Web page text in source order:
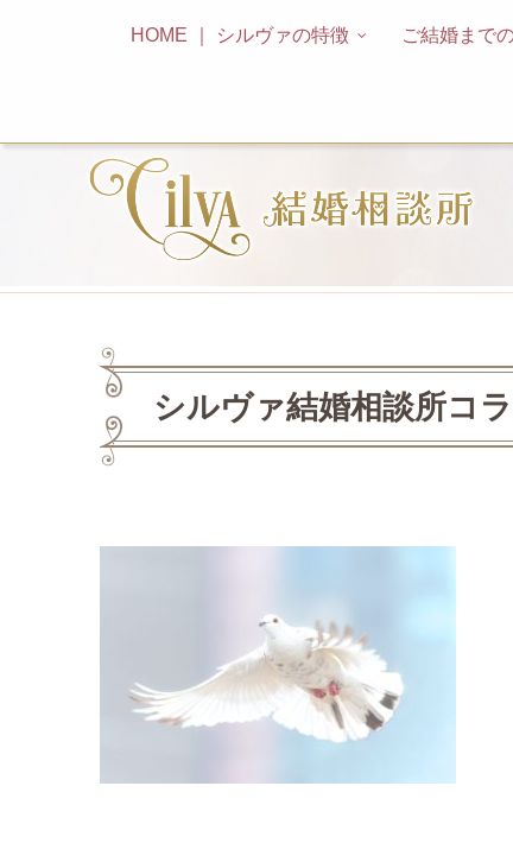
HOME ｜ シルヴァの特徴 ご結婚まで
シルヴァ結婚相談所コ